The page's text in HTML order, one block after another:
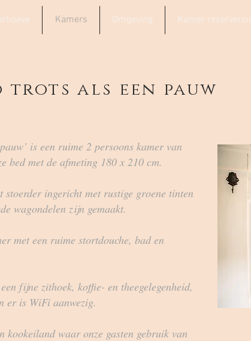
Kamers Omgeving Kamer reserveren
trots als een pauw
is een ruime 2 persoons kamer van
bed met de afmeting 180 x 210 cm.
ingericht met rustige groene tinten
wagondelen zijn gemaakt.
met een ruime stortdouche, bad en
fijne zithoek, koffie- en theegelegenheid,
er is WiFi aanwezig.
kookeiland waar onze gasten gebruik van